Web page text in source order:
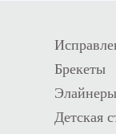
Брекеты
Элайнеры
Детская